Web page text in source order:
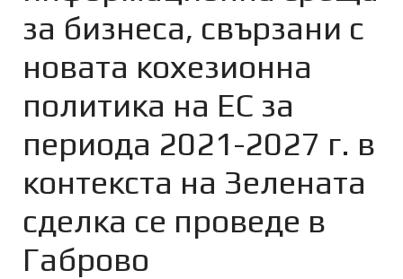
за бизнеса, свързани с
новата кохезионна
политика на ЕС за
периода 2021-2027 г. в
контекста на Зелената
сделка се проведе в
Габрово